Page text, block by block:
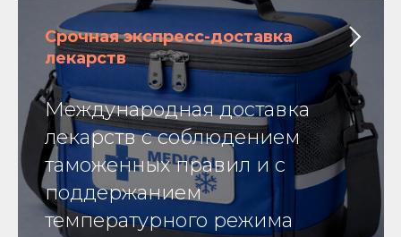
Срочная экспресс-доставка
лекарств
Международная доставка
лекарств с соблюдением
таможенных правил и с
поддержанием
температурного режима